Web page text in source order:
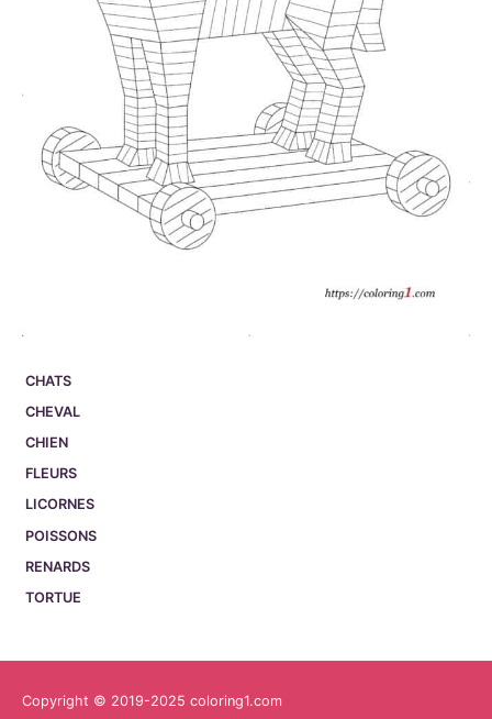
CHATS
CHEVAL
CHIEN
FLEURS
LICORNES
POISSONS
RENARDS
TORTUE
Copyright © 2019-2025 coloring1.com